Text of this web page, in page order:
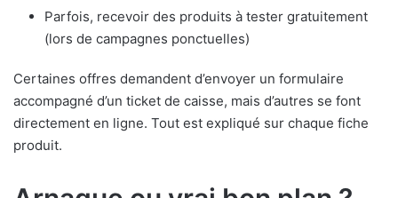
Parfois, recevoir des produits à tester gratuitement
(lors de campagnes ponctuelles)
Certaines offres demandent d’envoyer un formulaire
accompagné d’un ticket de caisse, mais d’autres se font
directement en ligne. Tout est expliqué sur chaque fiche
produit.